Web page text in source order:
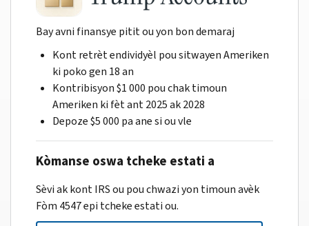
Bay avni finansye pitit ou yon bon demaraj
Kont retrèt endividyèl pou sitwayen Ameriken
ki poko gen 18 an
Kontribisyon $1 000 pou chak timoun
Ameriken ki fèt ant 2025 ak 2028
Depoze $5 000 pa ane si ou vle
Kòmanse oswa tcheke estati a
Sèvi ak kont IRS ou pou chwazi yon timoun avèk
Fòm 4547 epi tcheke estati ou.